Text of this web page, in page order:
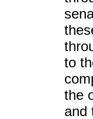
to
the
and